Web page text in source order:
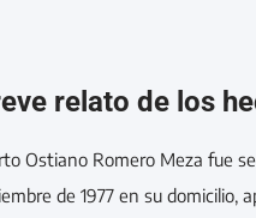
relato de los
Ostiano Romero Meza fue
de 1977 en su domicilio,